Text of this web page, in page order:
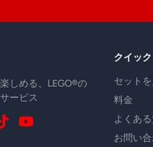
しめる、LEGO®の
ービス
クイッ
セット
料金
よくあ
お問い